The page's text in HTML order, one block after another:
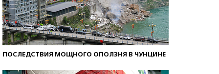
ПОСЛЕДСТВИЯ МОЩНОГО ОПОЛЗНЯ В ЧУНЦИНЕ